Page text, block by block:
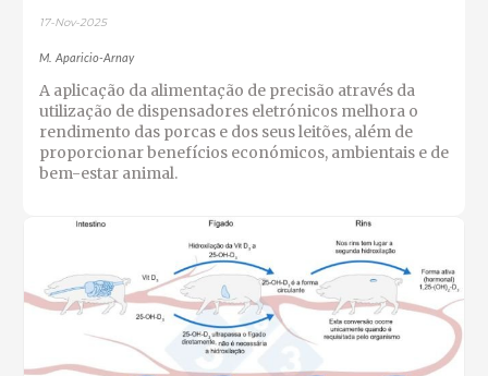
17-Nov-2025
M. Aparicio-Arnay
A aplicação da alimentação de precisão através da
utilização de dispensadores eletrónicos melhora o
rendimento das porcas e dos seus leitões, além de
proporcionar benefícios económicos, ambientais e de
bem-estar animal.